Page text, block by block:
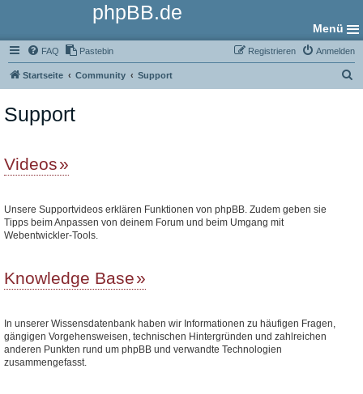
phpBB.de
Menü
FAQ Pastebin Anmelden
Registrieren
Startseite Community Support
Support
Videos
Unsere Supportvideos erklären Funktionen von phpBB. Zudem geben sie
Tipps beim Anpassen von deinem Forum und beim Umgang mit
Webentwickler-Tools.
Knowledge Base
In unserer Wissensdatenbank haben wir Informationen zu häufigen Fragen,
gängigen Vorgehensweisen, technischen Hintergründen und zahlreichen
anderen Punkten rund um phpBB und verwandte Technologien
zusammengefasst.